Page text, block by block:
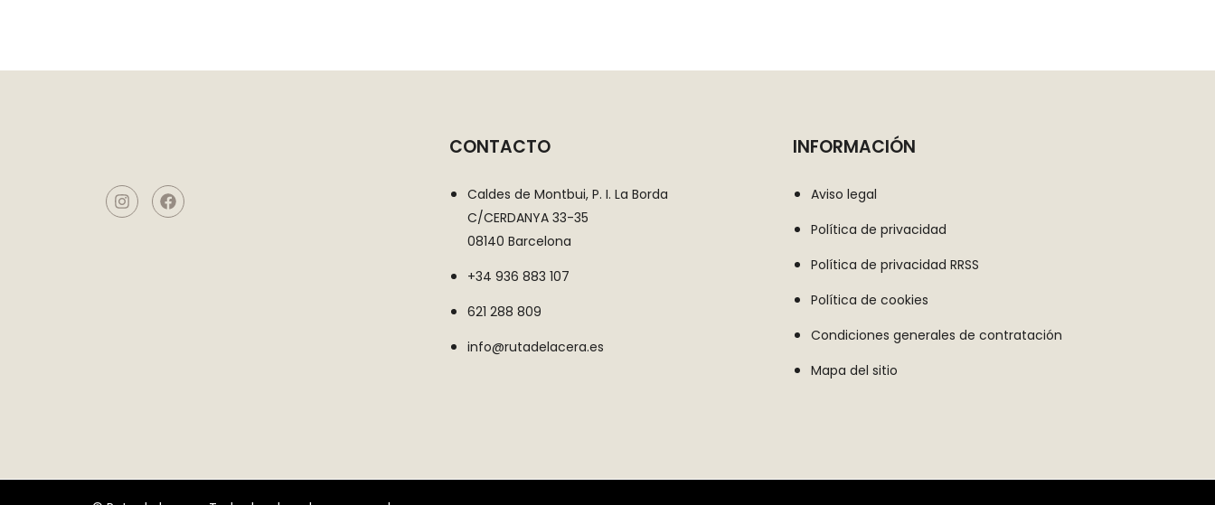
CONTACTO
Caldes de Montbui, P. I. La Borda
C/CERDANYA 33-35
08140 Barcelona
+34 936 883 107
621 288 809
info@rutadelacera.es
INFORMACIÓN
Aviso legal
Política de privacidad
Política de privacidad RRSS
Política de cookies
Condiciones generales de contratación
Mapa del sitio